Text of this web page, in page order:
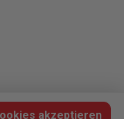
akzeptieren